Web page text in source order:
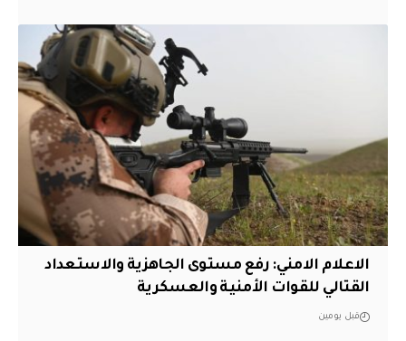
الاعلام الامني: رفع مستوى الجاهزية والاستعداد
القتالي للقوات الأمنية والعسكرية
قبل يومين